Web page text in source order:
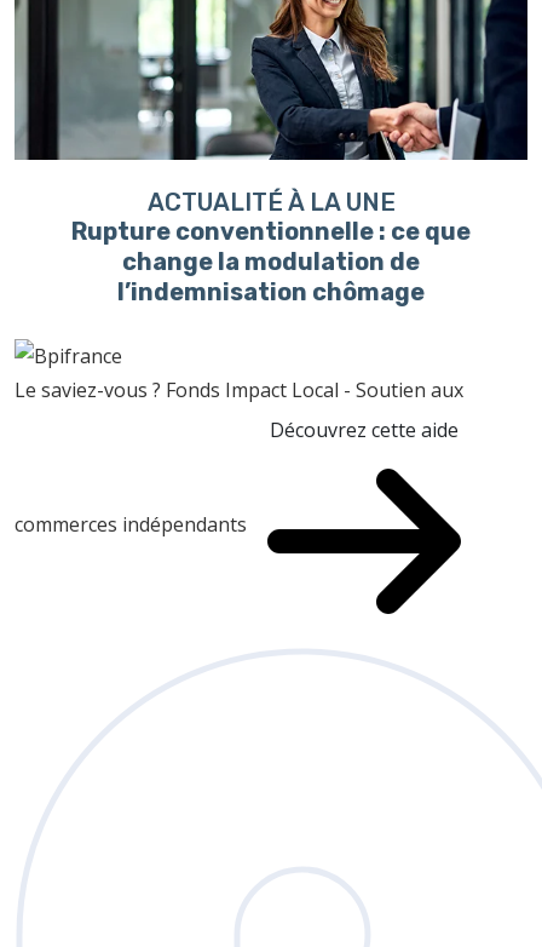
ACTUALITÉ À LA UNE
Rupture conventionnelle : ce que
change la modulation de
l’indemnisation chômage
Le saviez-vous ? Fonds Impact Local - Soutien aux
commerces indépendants
Découvrez cette aide